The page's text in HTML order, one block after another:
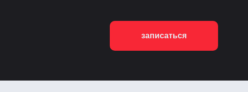
записаться